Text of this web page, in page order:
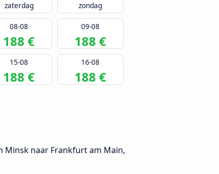
zaterdag zondag
08-08
188 €
09-08
188 €
15-08
188 €
16-08
188 €
Minsk naar Frankfurt am Main,